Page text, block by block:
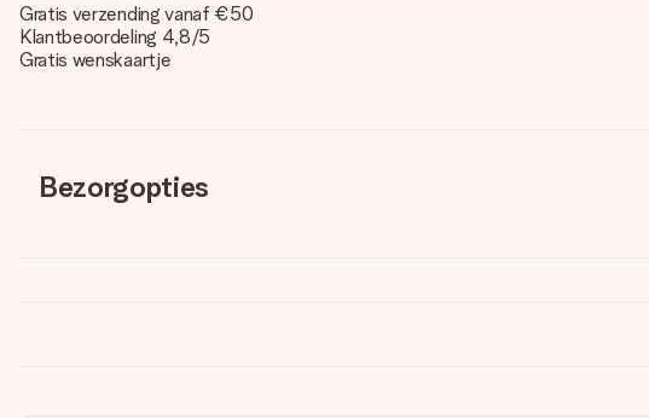
Gratis verzending vanaf €50
Klantbeoordeling 4,8/5
Gratis wenskaartje
Bezorgopties